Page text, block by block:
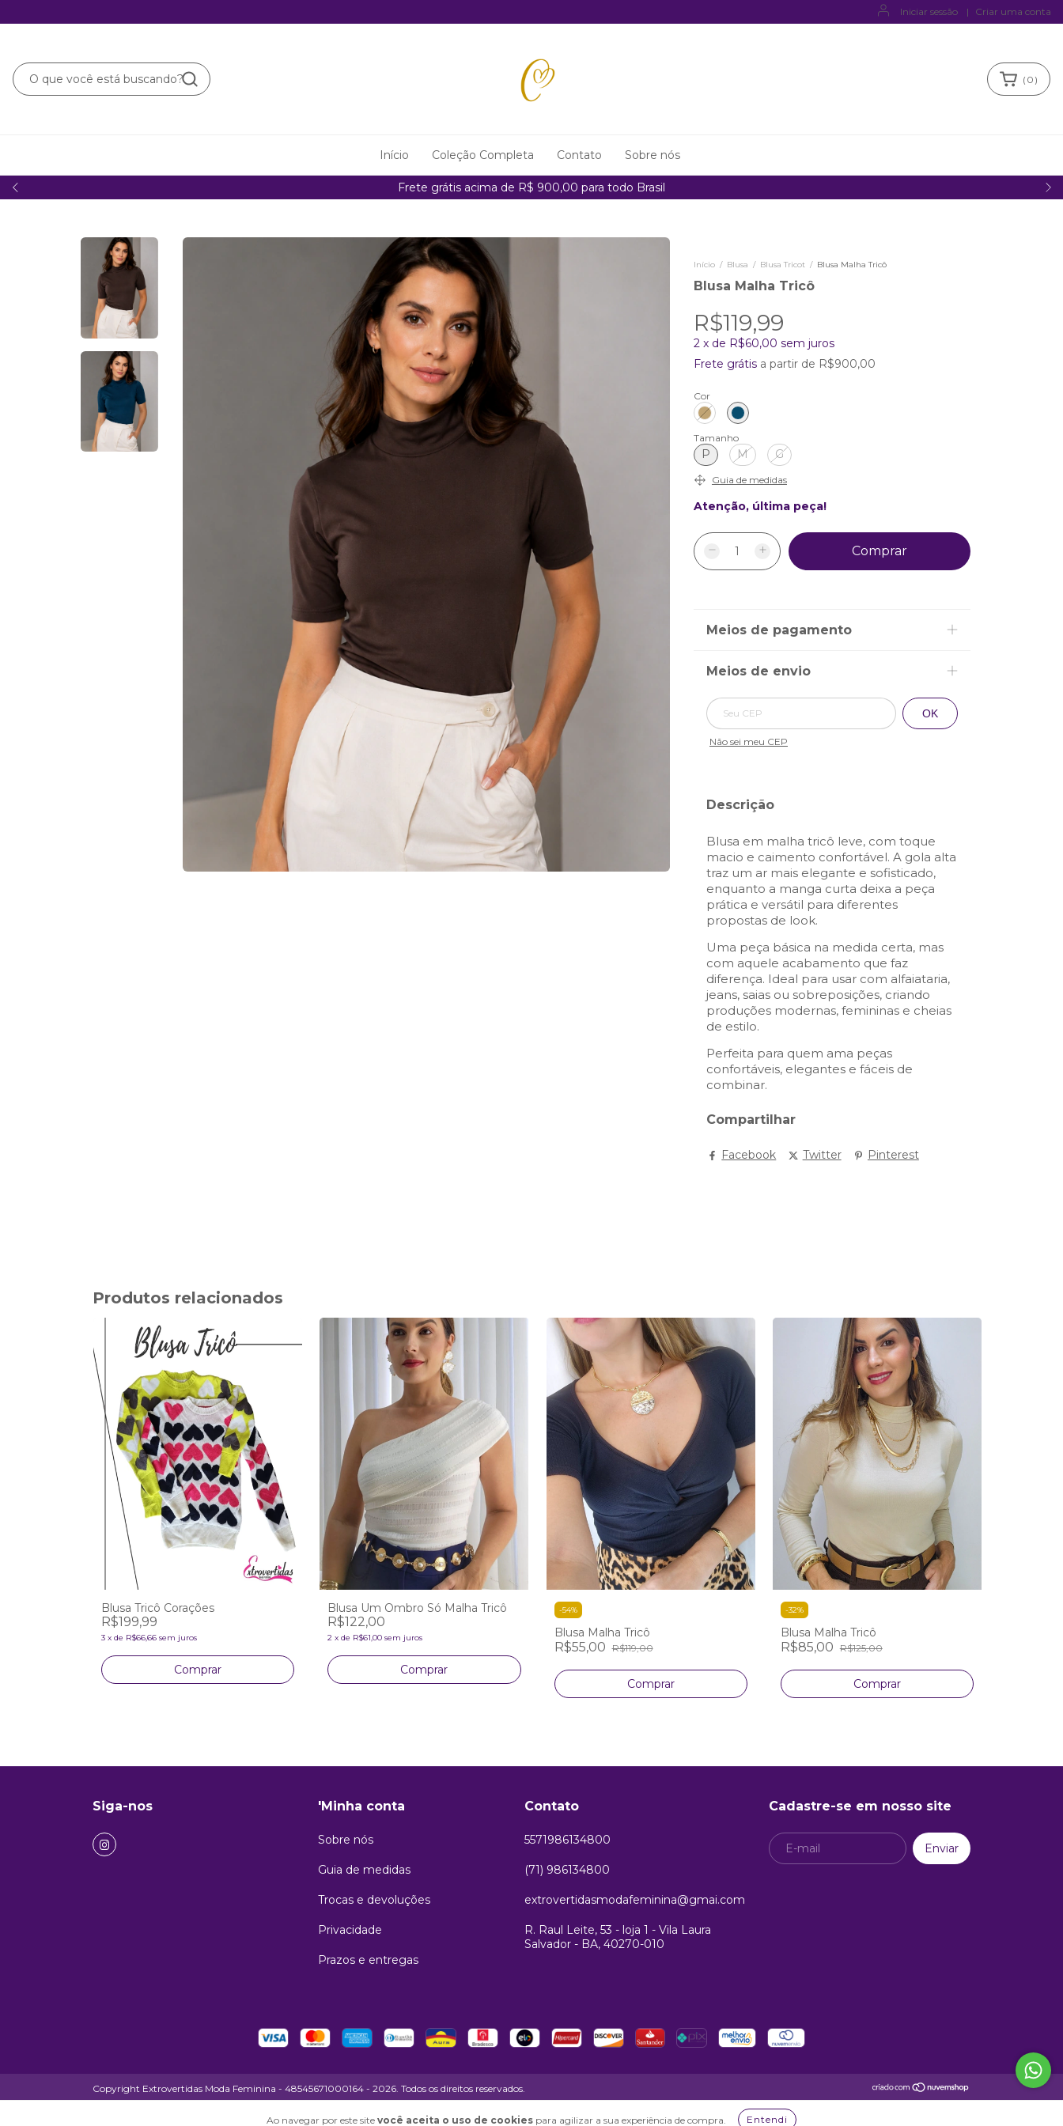
Iniciar sessão | Criar uma conta
Frete grátis acima de R$ 900,00 para todo Brasil
( 0 )
Início Coleção Completa Contato Sobre nós
Ao navegar por este site você aceita o uso de cookies para agilizar a sua experiência de compra. Entendi
Início / Blusa / Blusa Tricot / Blusa Malha Tricô
Blusa Malha Tricô
R$119,99
2 x de R$60,00 sem juros
Frete grátis a partir de R$900,00
Cor
Tamanho
P M G
Guia de medidas
Atenção, última peça!
Meios de pagamento
Meios de envio
Entregas para o CEP: Alterar CEP
OK
Não sei meu CEP
Descrição
Blusa em malha tricô leve, com toque
macio e caimento confortável. A gola alta
traz um ar mais elegante e sofisticado,
enquanto a manga curta deixa a peça
prática e versátil para diferentes
propostas de look.
Uma peça básica na medida certa, mas
com aquele acabamento que faz
diferença. Ideal para usar com alfaiataria,
jeans, saias ou sobreposições, criando
produções modernas, femininas e cheias
de estilo.
Perfeita para quem ama peças
confortáveis, elegantes e fáceis de
combinar.
Compartilhar
Facebook Twitter Pinterest
Produtos relacionados
Blusa Tricô Corações
R$199,99
3 x de R$66,66 sem juros
Comprar
Blusa Um Ombro Só Malha Tricô
R$122,00
2 xde R$61,00 sem juros
Comprar
-54%
Blusa Malha Tricô
R$55,00 R$119,00
Comprar
-32%
Blusa Malha Tricô
R$85,00 R$125,00
Comprar
Siga-nos 'Minha conta
Sobre nós
Guia de medidas
Trocas e devoluções
Privacidade
Prazos e entregas
Contato
5571986134800
(71) 986134800
extrovertidasmodafeminina@gmai.com
R. Raul Leite, 53 - loja 1 - Vila Laura
Salvador - BA, 40270-010
Cadastre-se em nosso site
Copyright Extrovertidas Moda Feminina - 48545671000164 - 2026. Todos os direitos reservados.